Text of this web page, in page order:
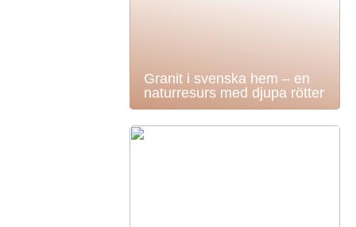
Granit i svenska hem – en
naturresurs med djupa rötter